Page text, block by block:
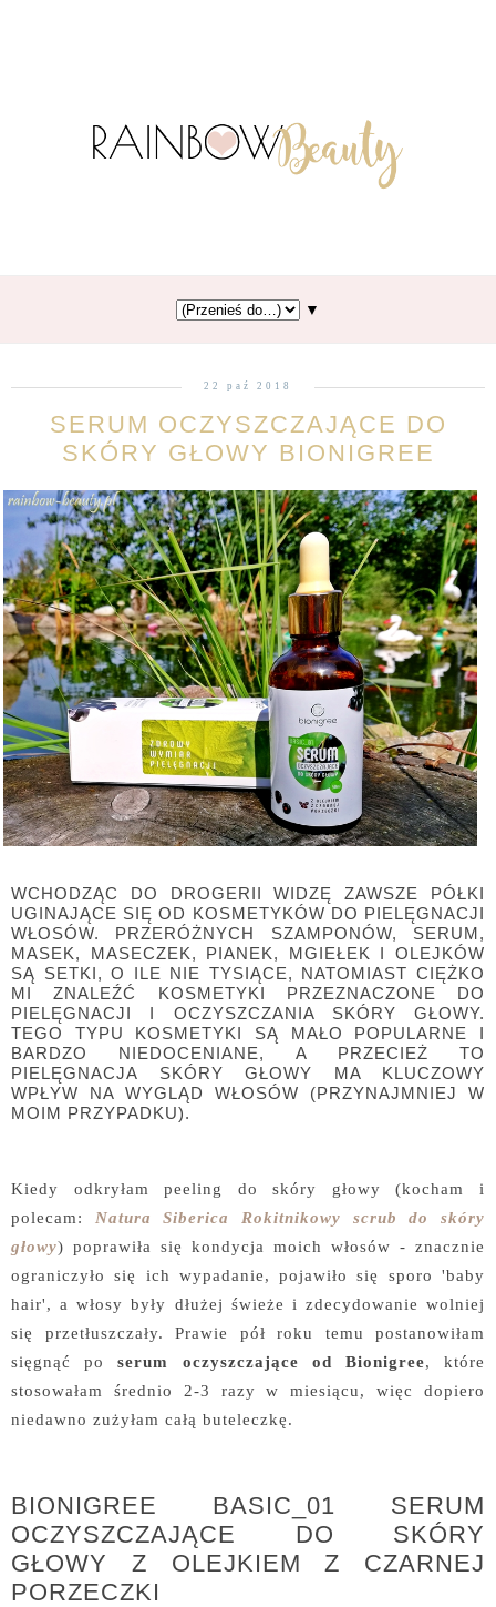
▼
22 paź 2018
SERUM OCZYSZCZAJĄCE DO
SKÓRY GŁOWY BIONIGREE
WCHODZĄC DO DROGERII WIDZĘ ZAWSZE PÓŁKI
UGINAJĄCE SIĘ OD KOSMETYKÓW DO PIELĘGNACJI
WŁOSÓW. PRZERÓŻNYCH SZAMPONÓW, SERUM,
MASEK, MASECZEK, PIANEK, MGIEŁEK I OLEJKÓW
SĄ SETKI, O ILE NIE TYSIĄCE, NATOMIAST CIĘŻKO
MI ZNALEŹĆ KOSMETYKI PRZEZNACZONE DO
PIELĘGNACJI I OCZYSZCZANIA SKÓRY GŁOWY.
TEGO TYPU KOSMETYKI SĄ MAŁO POPULARNE I
BARDZO NIEDOCENIANE, A PRZECIEŻ TO
PIELĘGNACJA SKÓRY GŁOWY MA KLUCZOWY
WPŁYW NA WYGLĄD WŁOSÓW (PRZYNAJMNIEJ W
MOIM PRZYPADKU).
Kiedy odkryłam peeling do skóry głowy (kocham i
polecam: Natura Siberica Rokitnikowy scrub do skóry
głowy) poprawiła się kondycja moich włosów - znacznie
ograniczyło się ich wypadanie, pojawiło się sporo 'baby
hair', a włosy były dłużej świeże i zdecydowanie wolniej
się przetłuszczały. Prawie pół roku temu postanowiłam
sięgnąć poserum oczyszczające od Bionigree, które
stosowałam średnio 2-3 razy w miesiącu, więc dopiero
niedawno zużyłam całą buteleczkę.
BIONIGREE BASIC_01 SERUM
OCZYSZCZAJĄCE DO SKÓRY
GŁOWY Z OLEJKIEM Z CZARNEJ
PORZECZKI